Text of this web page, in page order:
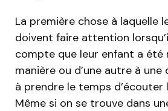
La première chose à laquelle
doivent faire attention
compte que leur enfant a été
manière ou d’une autre à
à prendre le temps d’écouter
Même si on se trouve dans